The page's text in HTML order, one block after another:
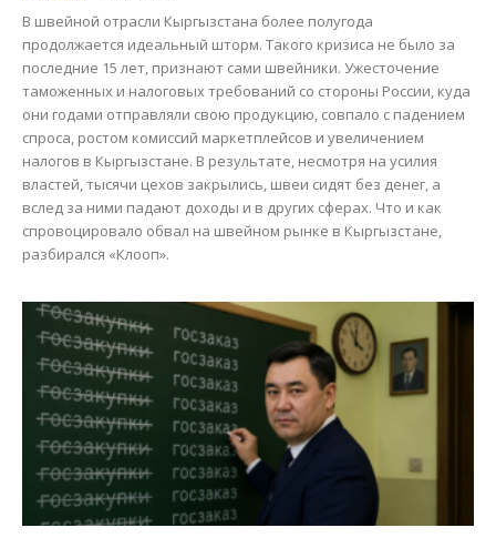
В швейной отрасли Кыргызстана более полугода
продолжается идеальный шторм. Такого кризиса не было за
последние 15 лет, признают сами швейники. Ужесточение
таможенных и налоговых требований со стороны России, куда
они годами отправляли свою продукцию, совпало с падением
спроса, ростом комиссий маркетплейсов и увеличением
налогов в Кыргызстане. В результате, несмотря на усилия
властей, тысячи цехов закрылись, швеи сидят без денег, а
вслед за ними падают доходы и в других сферах. Что и как
спровоцировало обвал на швейном рынке в Кыргызстане,
разбирался «Клооп».